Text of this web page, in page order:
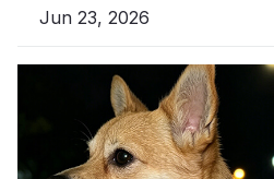
Jun 23, 2026